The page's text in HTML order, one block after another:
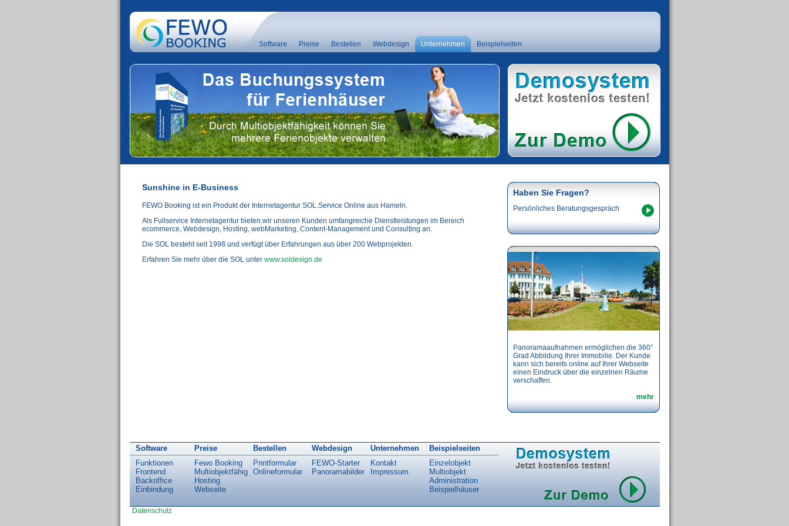
Software Preise Bestellen Webdesign Unternehmen Beispielseiten
Sunshine in E-Business
FEWO Booking ist ein Produkt der Internetagentur SOL.Service Online aus Hameln.
Als Fullservice Internetagentur bieten wir unseren Kunden umfangreiche Dienstleistungen im Bereich
ecommerce, Webdesign, Hosting, webMarketing, Content-Management und Consulting an.
Die SOL besteht seit 1998 und verfügt über Erfahrungen aus über 200 Webprojekten.
Erfahren Sie mehr über die SOL unter www.soldesign.de
Haben Sie Fragen?
Persönliches Beratungsgespräch
Panoramaaufnahmen ermöglichen die 360°
Grad Abbildung Ihrer Immobilie. Der Kunde
kann sich bereits online auf Ihrer Webseite
einen Eindruck über die einzelnen Räume
verschaffen.
mehr
Software
Funktionen
Frontend
Backoffice
Einbindung
Preise
Fewo Booking
Multiobjektfähig
Hosting
Webseite
Bestellen
Printformular
Onlineformular
Webdesign
FEWO-Starter
Panoramabilder
Unternehmen
Kontakt
Impressum
Beispielseiten
Einzelobjekt
Multiobjekt
Administration
Beispielhäuser
Datenschutz